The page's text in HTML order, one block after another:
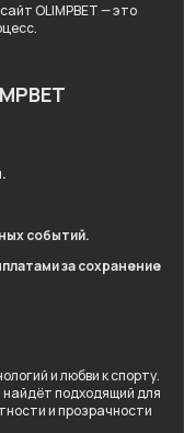
OLIMPBET — это
событий.
за сохранение
и любви к спорту.
подходящий для
и прозрачности